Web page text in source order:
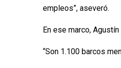
empleos”, aseveró.
En ese marco,
“Son 1.100 barcos